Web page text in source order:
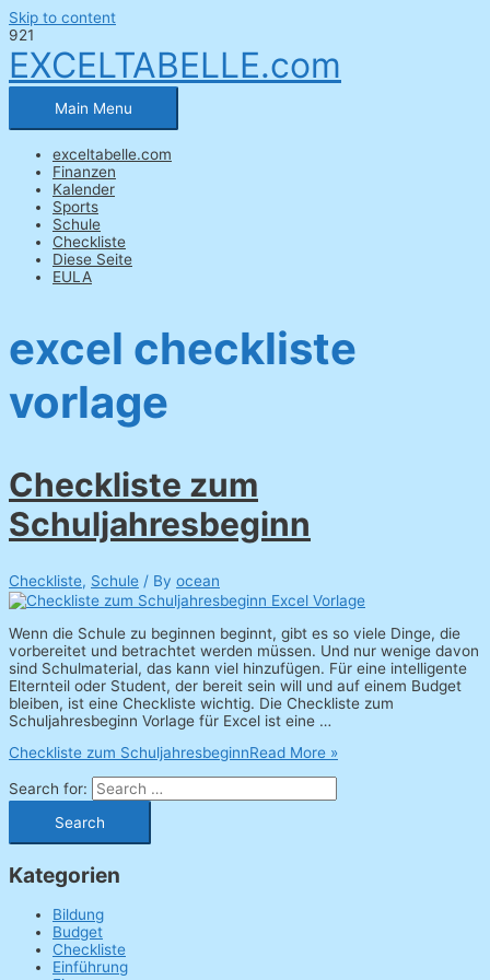
Skip to content
EXCELTABELLE.com
Main Menu
exceltabelle.com
Finanzen
Kalender
Sports
Schule
Checkliste
Diese Seite
EULA
excel checkliste
vorlage
Checkliste zum
Schuljahresbeginn
Checkliste, Schule / By ocean
Wenn die Schule zu beginnen beginnt, gibt es so viele Dinge, die
vorbereitet und betrachtet werden müssen. Und nur wenige davon
sind Schulmaterial, das kann viel hinzufügen. Für eine intelligente
Elternteil oder Student, der bereit sein will und auf einem Budget
bleiben, ist eine Checkliste wichtig. Die Checkliste zum
Schuljahresbeginn Vorlage für Excel ist eine …
Checkliste zum SchuljahresbeginnRead More »
Search for:
Kategorien
Bildung
Budget
Checkliste
Einführung